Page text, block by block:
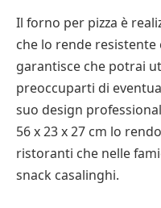
Il forno per pizza è
che lo rende
garantisce che potrai
preoccuparti di
suo design
56 x 23 x 27 cm lo
ristoranti che nelle
snack casalinghi.